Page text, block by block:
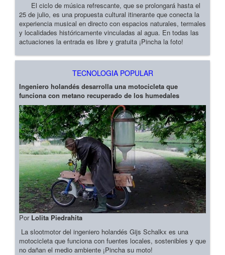
El ciclo de música refrescante, que se prolongará hasta el
25 de julio, es una propuesta cultural itinerante que conecta la
experiencia musical en directo con espacios naturales, termales
y localidades históricamente vinculadas al agua. En todas las
actuaciones la entrada es libre y gratuita ¡Pincha la foto!
TECNOLOGIA POPULAR
Ingeniero holandés desarrolla una motocicleta que
funciona con metano recuperado de los humedales
Por Lolita Piedrahita
La slootmotor del ingeniero holandés Gijs Schalkx es una
motocicleta que funciona con fuentes locales, sostenibles y que
no dañan el medio ambiente ¡Pincha su moto!